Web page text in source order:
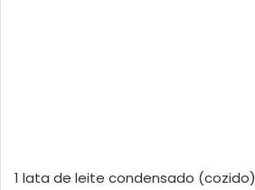
1 lata de leite condensado (cozido)